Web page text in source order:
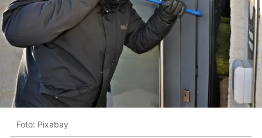
Foto: Pixabay